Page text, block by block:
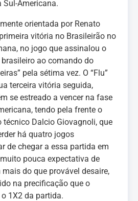
Sul-Americana.
orientada por Renato
vitória no Brasileirão no
no jogo que assinalou o
ao comando do
pela sétima vez. O “Flu”
terceira vitória seguida,
se estreado a vencer na fase
tendo pela frente o
Dalcio Giovagnoli, que
há quatro jogos
de chegar a essa partida em
pouca expectativa de
do que provável desaire,
na precificação que o
1X2 da partida.